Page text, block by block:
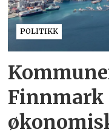
POLITIKK
Finnmark